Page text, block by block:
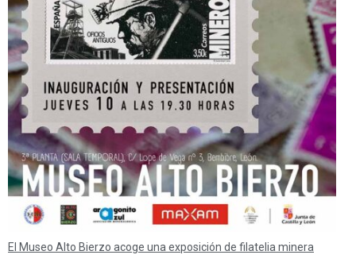
El Museo Alto Bierzo acoge una exposición de filatelia minera